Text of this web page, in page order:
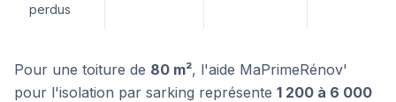
perdus
Pour une toiture de 80 m², l'aide MaPrimeRénov'
pour l'isolation par sarking représente 1 200 à 6 000